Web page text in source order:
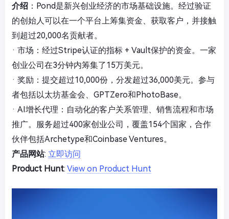
介绍 ：Pond是新兴创业经济的市场基础设施。经过验证
的创始人可以在一个平台上筹集资金、获取客户，并接触
到超过20,000名贡献者。
· 市场：经过Stripe认证的指标 + Vault保护的资金。一家
创业公司在3分钟内筹集了15万美元。
· 奖励：提交超过10,000份，分发超过36,000美元。参与
者包括以太坊基金会、GPTZero和PhotoBase。
· AI增长代理：自动化的客户关系管理、销售流程和市场
推广。服务超过400家创业公司，覆盖154个国家，合作
伙伴包括Archetype和Coinbase Ventures。
产品网站: 立即访问
Product Hunt: View on Product Hunt